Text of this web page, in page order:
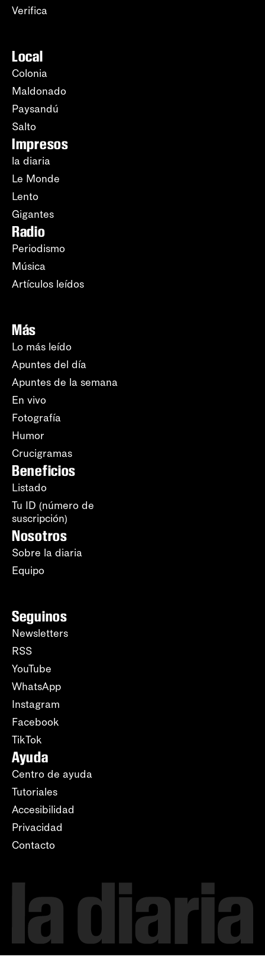
Verifica
Local
Colonia
Maldonado
Paysandú
Salto
Impresos
la diaria
Le Monde
Lento
Gigantes
Radio
Periodismo
Música
Artículos leídos
Más
Lo más leído
Apuntes del día
Apuntes de la semana
En vivo
Fotografía
Humor
Crucigramas
Beneficios
Listado
Tu ID (número de
suscripción)
Nosotros
Sobre la diaria
Equipo
Seguinos
Newsletters
RSS
YouTube
WhatsApp
Instagram
Facebook
TikTok
Ayuda
Centro de ayuda
Tutoriales
Accesibilidad
Privacidad
Contacto